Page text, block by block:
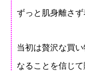
ずっと肌身離さず
当初は贅沢な買
なることを信じて